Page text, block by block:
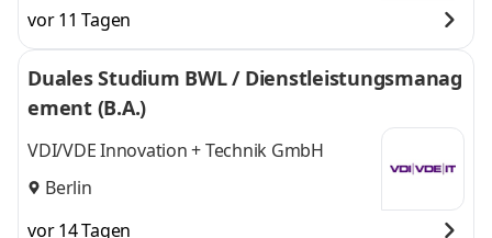
vor 11 Tagen
Duales Studium BWL / Dienstleistungsmanag
ement (B.A.)
VDI/VDE Innovation + Technik GmbH
Berlin
vor 14 Tagen